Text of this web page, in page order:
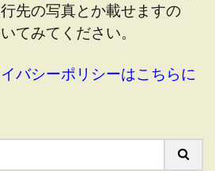
先の写真とか載せますの
てみてください。
バシーポリシーはこちらに